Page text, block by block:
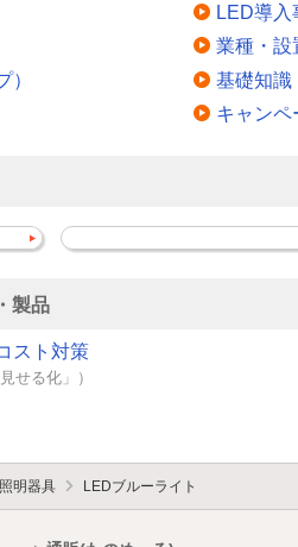
）
LED導入
業種・設
基礎知識
キャンペ
製品
スト対策
せる化」）
明器具 LEDブルーライト